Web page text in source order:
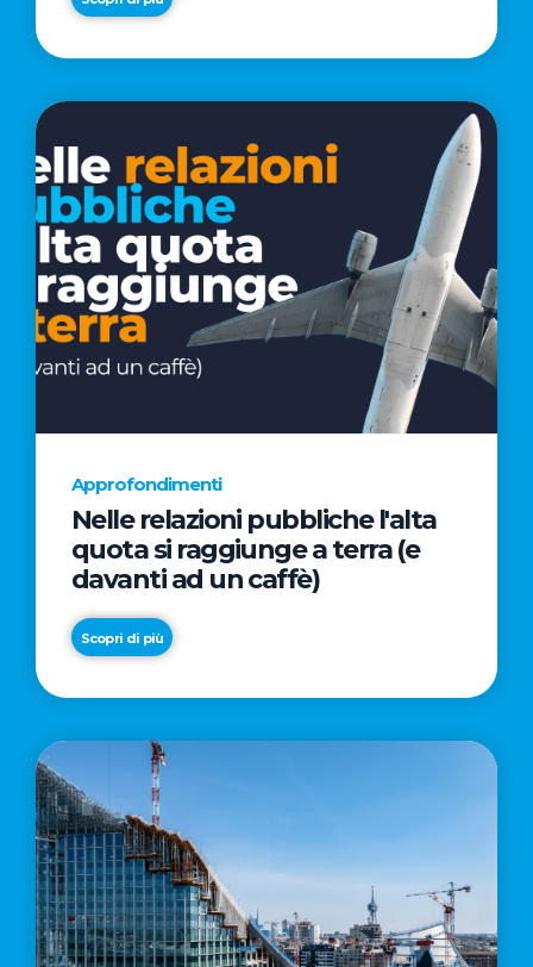
Approfondimenti
Nelle relazioni pubbliche l'alta
quota si raggiunge a terra (e
davanti ad un caffè)
Scopri di più